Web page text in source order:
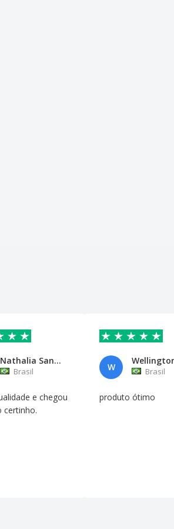
Nathalia Santiago
Brasil
e chegou
certinho.
W Brasil
produto ótimo